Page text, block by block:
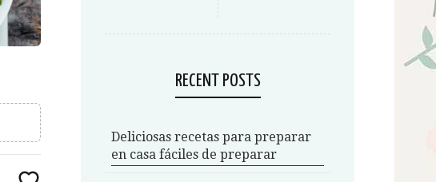
RECENT POSTS
Deliciosas recetas para preparar
en casa fáciles de preparar